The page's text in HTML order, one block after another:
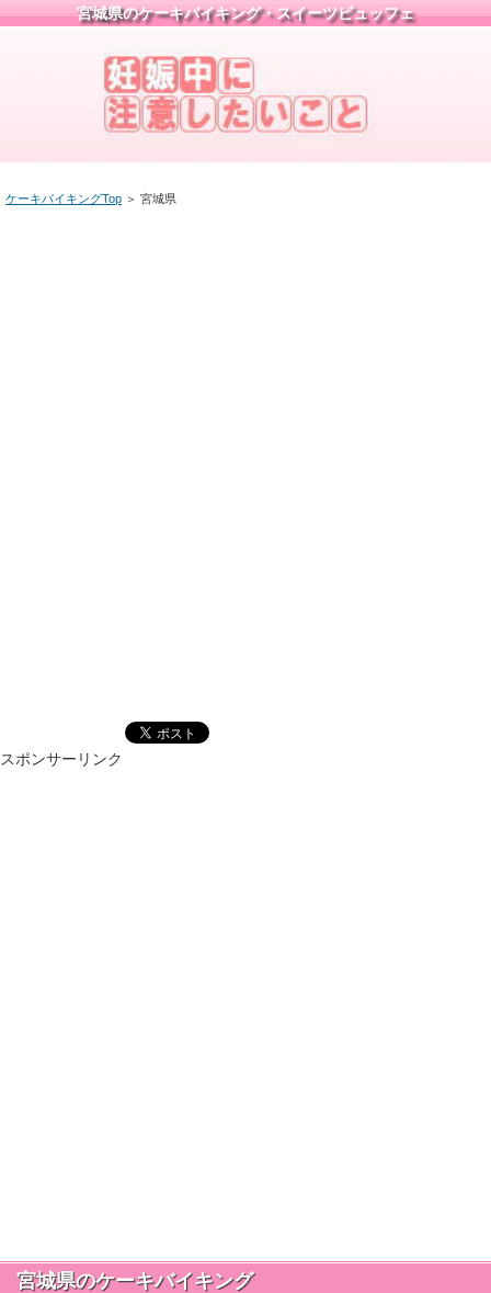
宮城県のケーキバイキング・スイーツビュッフェ
ケーキバイキングTop ＞ 宮城県
スポンサーリンク
宮城県のケーキバイキング